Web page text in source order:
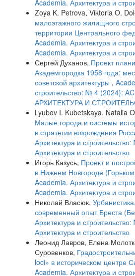
Academia. Архитектура и
Zoya K. Petrova, Viktoria O.
малоэтажного жилищного
территории Центрального
Academia. Архитектура и
Academia. Архитектура и
Сергей Духанов, Проект
Академгородка 1958 года:
советской архитектуры ,
строительство: № 4 (2024):
АРХИТЕКТУРА И
Lyubov I. Kubetskaya, Natalia
Малые города и системы
в стратегии возрождения
Архитектура и
Архитектура и строительство
Игорь Казусь, Проект и
в Нижнем Новгороде
Academia. Архитектура и
Academia. Архитектура и
Николай Власюк,
современный опыт Бреста
Архитектура и
Архитектура и строительство
Леонид Лавров, Елена
Суровенков,
loci» в историческом центре
Academia. Архитектура и